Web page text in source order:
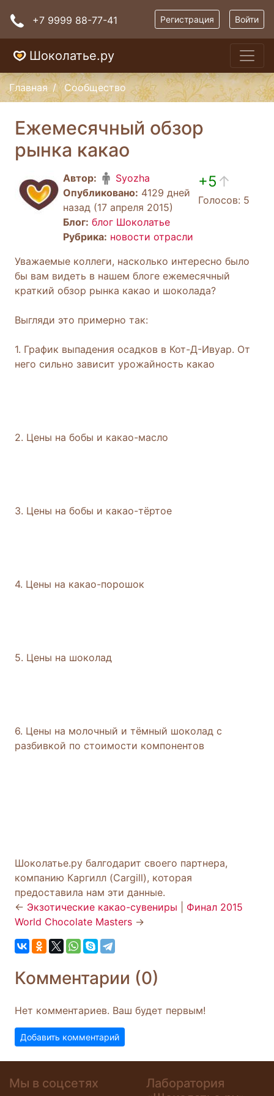
+7 9999 88-77-41 Регистрация Войти
Шоколатье.ру
Главная Сообщество
Ежемесячный обзор
рынка какао
Автор:
Syozha
Опубликовано: 4129 дней
назад (17 апреля 2015)
Блог: блог Шоколатье
Рубрика: новости отрасли
+5 ↑
Голосов: 5
Уважаемые коллеги, насколько интересно было
бы вам видеть в нашем блоге ежемесячный
краткий обзор рынка какао и шоколада?
Выгляди это примерно так:
1. График выпадения осадков в Кот-Д-Ивуар. От
него сильно зависит урожайность какао
2. Цены на бобы и какао-масло
3. Цены на бобы и какао-тёртое
4. Цены на какао-порошок
5. Цены на шоколад
6. Цены на молочный и тёмный шоколад с
разбивкой по стоимости компонентов
Шоколатье.ру балгодарит своего партнера,
компанию Каргилл (Cargill), которая
предоставила нам эти данные.
← Экзотические какао-сувениры
Финал 2015
World Chocolate Masters →
Комментарии (0)
Нет комментариев. Ваш будет первым!
Добавить комментарий
Мы в соцсетях
Лаборатория